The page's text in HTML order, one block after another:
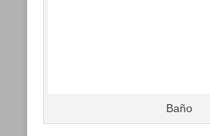
Baño